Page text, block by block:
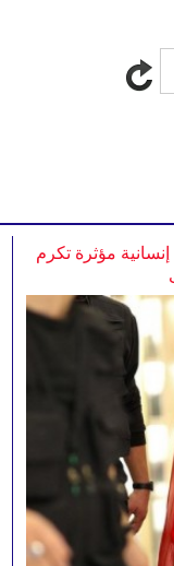
مؤثرة تكرم